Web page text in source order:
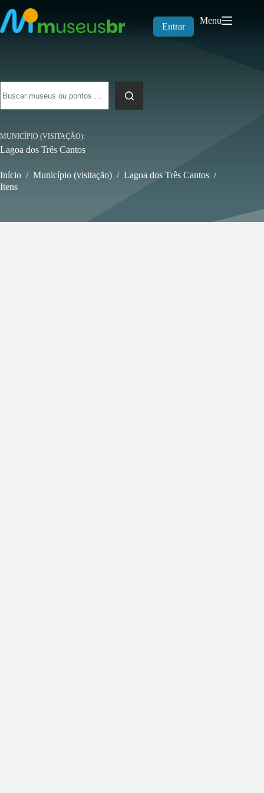
para
o
conteúdo
Entrar
Menu
resultados
MUNICÍPIO (VISITAÇÃO)
Lagoa dos Três Cantos
Início / Município (visitação) / Lagoa dos Três Cantos /
Itens